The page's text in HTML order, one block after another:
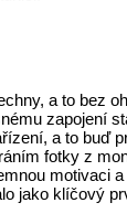
a to bez
zapojení
a to buď
fotky z
motivaci
jako klíčový